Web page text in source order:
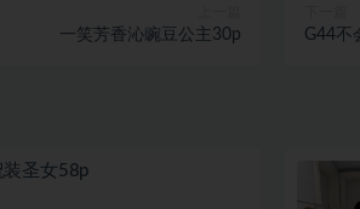
一笑芳香沁豌豆公主30p G44不
圣女58p